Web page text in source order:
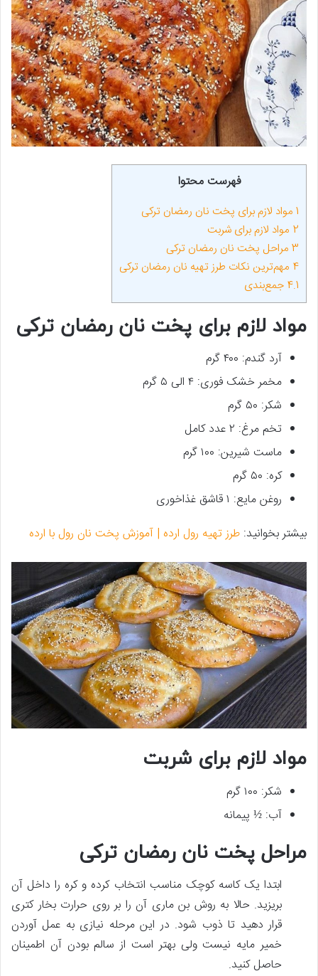
فهرست محتوا
1 مواد لازم برای پخت نان رمضان ترکی
2 مواد لازم برای شربت
3 مراحل پخت نان رمضان ترکی
4 مهم‌ترین نکات طرز تهیه نان رمضان ترکی
4.1 جمع‌بندی
مواد لازم برای پخت نان رمضان ترکی
آرد گندم: ۴۰۰ گرم
مخمر خشک فوری: ۴ الی ۵ گرم
شکر: ۵۰ گرم
تخم مرغ: ۲ عدد کامل
ماست شیرین: ۱۰۰ گرم
کره: ۵۰ گرم
روغن مایع: ۱ قاشق غذاخوری
بیشتر بخوانید: طرز تهیه رول ارده | آموزش پخت نان رول با ارده
مواد لازم برای شربت
شکر: ۱۰۰ گرم
آب: ½ پیمانه
مراحل پخت نان رمضان ترکی
ابتدا یک کاسه کوچک مناسب انتخاب کرده و کره را داخل آن
بریزید. حالا به روش بن ماری آن را بر روی حرارت بخار کتری
قرار دهید تا ذوب شود. در این مرحله نیازی به عمل آوردن
خمیر مایه نیست ولی بهتر است از سالم بودن آن اطمینان
حاصل کنید.